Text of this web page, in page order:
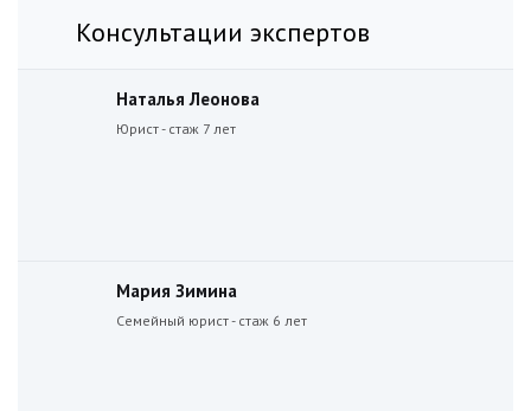
Консультации экспертов
Наталья Леонова
Юрист - стаж 7 лет
Мария Зимина
Семейный юрист - стаж 6 лет